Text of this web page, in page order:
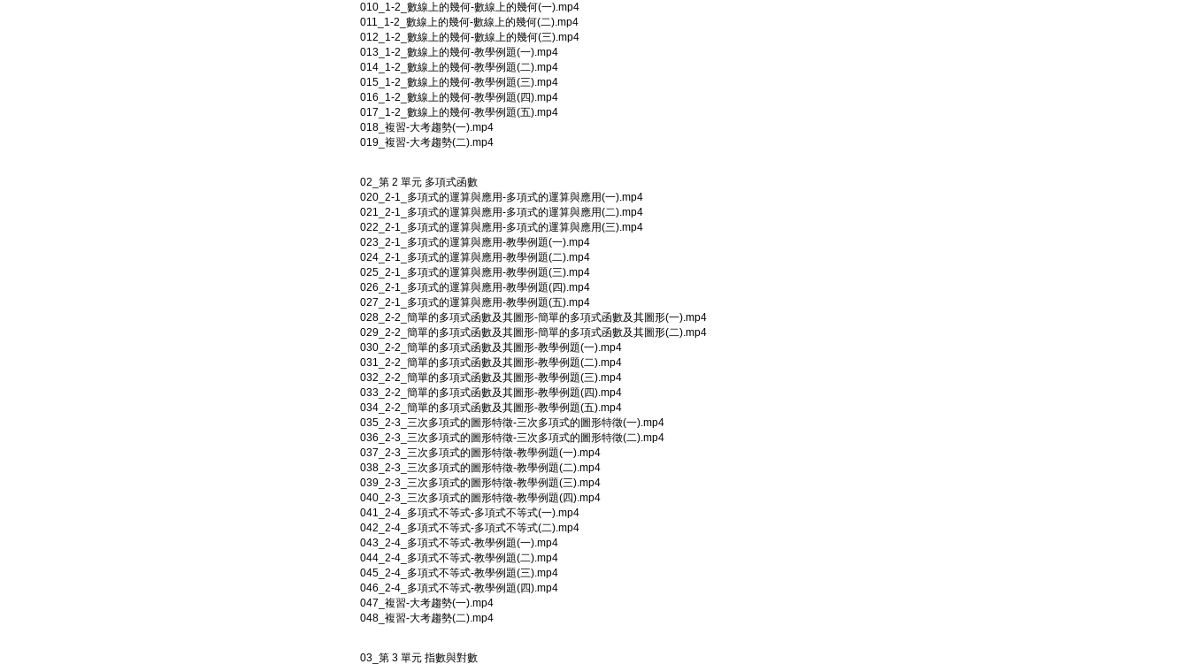
010_1-2_數線上的幾何-數線上的幾何(一).mp4
011_1-2_數線上的幾何-數線上的幾何(二).mp4
012_1-2_數線上的幾何-數線上的幾何(三).mp4
013_1-2_數線上的幾何-教學例題(一).mp4
014_1-2_數線上的幾何-教學例題(二).mp4
015_1-2_數線上的幾何-教學例題(三).mp4
016_1-2_數線上的幾何-教學例題(四).mp4
017_1-2_數線上的幾何-教學例題(五).mp4
018_複習-大考趨勢(一).mp4
019_複習-大考趨勢(二).mp4
02_第 2 單元 多項式函數
020_2-1_多項式的運算與應用-多項式的運算與應用(一).mp4
021_2-1_多項式的運算與應用-多項式的運算與應用(二).mp4
022_2-1_多項式的運算與應用-多項式的運算與應用(三).mp4
023_2-1_多項式的運算與應用-教學例題(一).mp4
024_2-1_多項式的運算與應用-教學例題(二).mp4
025_2-1_多項式的運算與應用-教學例題(三).mp4
026_2-1_多項式的運算與應用-教學例題(四).mp4
027_2-1_多項式的運算與應用-教學例題(五).mp4
028_2-2_簡單的多項式函數及其圖形-簡單的多項式函數及其圖形(一).mp4
029_2-2_簡單的多項式函數及其圖形-簡單的多項式函數及其圖形(二).mp4
030_2-2_簡單的多項式函數及其圖形-教學例題(一).mp4
031_2-2_簡單的多項式函數及其圖形-教學例題(二).mp4
032_2-2_簡單的多項式函數及其圖形-教學例題(三).mp4
033_2-2_簡單的多項式函數及其圖形-教學例題(四).mp4
034_2-2_簡單的多項式函數及其圖形-教學例題(五).mp4
035_2-3_三次多項式的圖形特徵-三次多項式的圖形特徵(一).mp4
036_2-3_三次多項式的圖形特徵-三次多項式的圖形特徵(二).mp4
037_2-3_三次多項式的圖形特徵-教學例題(一).mp4
038_2-3_三次多項式的圖形特徵-教學例題(二).mp4
039_2-3_三次多項式的圖形特徵-教學例題(三).mp4
040_2-3_三次多項式的圖形特徵-教學例題(四).mp4
041_2-4_多項式不等式-多項式不等式(一).mp4
042_2-4_多項式不等式-多項式不等式(二).mp4
043_2-4_多項式不等式-教學例題(一).mp4
044_2-4_多項式不等式-教學例題(二).mp4
045_2-4_多項式不等式-教學例題(三).mp4
046_2-4_多項式不等式-教學例題(四).mp4
047_複習-大考趨勢(一).mp4
048_複習-大考趨勢(二).mp4
03_第 3 單元 指數與對數